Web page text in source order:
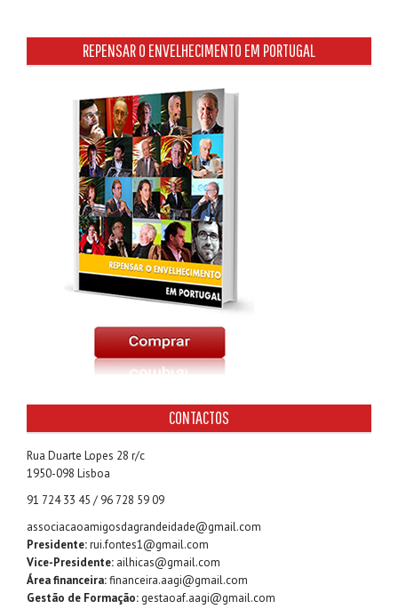
REPENSAR O ENVELHECIMENTO EM PORTUGAL
CONTACTOS
Rua Duarte Lopes 28 r/c
1950-098 Lisboa
91 724 33 45 / 96 728 59 09
associacaoamigosdagrandeidade@gmail.com
Presidente:rui.fontes1@gmail.com
Vice-Presidente: ailhicas@gmail.com
Área financeira:financeira.aagi@gmail.com
Gestão de Formação: gestaoaf.aagi@gmail.com